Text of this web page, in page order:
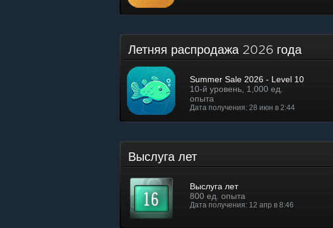
Летняя распродажа 2026 года
Summer Sale 2026 - Level 10
10-й уровень, 1,000 ед.
опыта
Дата получения: 28 июн в 2:44
Выслуга лет
Выслуга лет
800 ед. опыта
Дата получения: 12 апр в 8:46